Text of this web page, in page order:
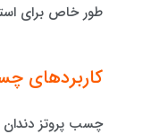
طور خاص برای
کاربردهای
چسب پروتز دندان